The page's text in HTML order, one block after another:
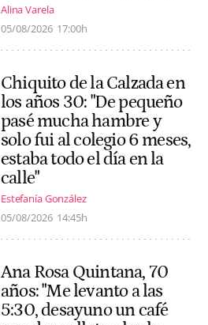
Alina Varela
05/08/2026 17:00h
Chiquito de la Calzada en
los años 30: "De pequeño
pasé mucha hambre y
solo fui al colegio 6 meses,
estaba todo el día en la
calle"
Estefanía González
05/08/2026 14:45h
Ana Rosa Quintana, 70
años: "Me levanto a las
5:30, desayuno un café